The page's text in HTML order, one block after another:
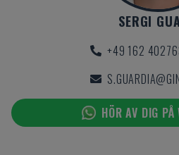
SERGI
+49 162
HÖR AV DIG